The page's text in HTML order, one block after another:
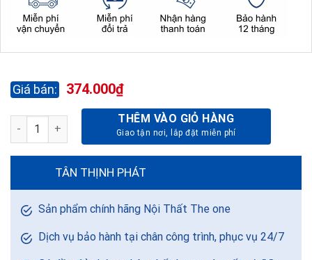
374.000₫
BỤC LÊN XUỐNG BLX số lượngTHÊM VÀO GIỎ HÀNG
TÂN THỊNH PHÁT
Sản phẩm chính hãng Nội Thất The one
Dịch vụ bảo hành tại chân công trình, phục vụ 24/7